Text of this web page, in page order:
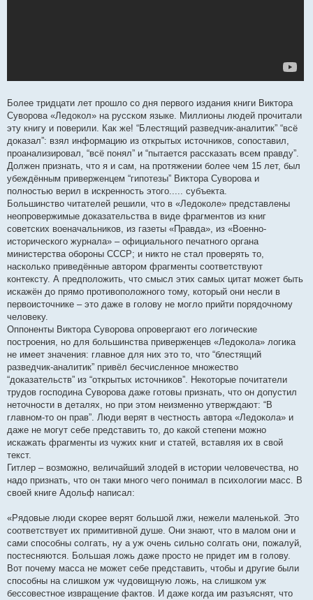
Более тридцати лет прошло со дня первого издания книги Виктора
Суворова «Ледокол» на русском языке. Миллионы людей прочитали
эту книгу и поверили. Как же! “Блестящий разведчик-аналитик” “всё
доказал”: взял информацию из открытых источников, сопоставил,
проанализировал, “всё понял” и “пытается рассказать всем правду”.
Должен признать, что я и сам, на протяжении более чем 15 лет, был
убеждённым приверженцем “гипотезы” Виктора Суворова и
полностью верил в искренность этого..... субъекта.
Большинство читателей решили, что в «Ледоколе» представлены
неопровержимые доказательства в виде фрагментов из книг
советских военачальников, из газеты «Правда», из «Военно-
исторического журнала» – официального печатного органа
министерства обороны СССР; и никто не стал проверять то,
насколько приведённые автором фрагменты соответствуют
контексту. А предположить, что смысл этих самых цитат может быть
искажён до прямо противоположного тому, который они несли в
первоисточнике – это даже в голову не могло прийти порядочному
человеку.
Оппоненты Виктора Суворова опровергают его логические
построения, но для большинства приверженцев «Ледокола» логика
не имеет значения: главное для них это то, что “блестящий
разведчик-аналитик” привёл бесчисленное множество
“доказательств” из “открытых источников”. Некоторые почитатели
трудов господина Суворова даже готовы признать, что он допустил
неточности в деталях, но при этом неизменно утверждают: “В
главном-то он прав”. Люди верят в честность автора «Ледокола» и
даже не могут себе представить то, до какой степени можно
искажать фрагменты из чужих книг и статей, вставляя их в свой
текст.
Гитлер – возможно, величайший злодей в истории человечества, но
надо признать, что он таки много чего понимал в психологии масс. В
своей книге Адольф написал:
«Рядовые люди скорее верят большой лжи, нежели маленькой. Это
соответствует их примитивной душе. Они знают, что в малом они и
сами способны солгать, ну а уж очень сильно солгать они, пожалуй,
постесняются. Большая ложь даже просто не придет им в голову.
Вот почему масса не может себе представить, чтобы и другие были
способны на слишком уж чудовищную ложь, на слишком уж
бессовестное извращение фактов. И даже когда им разъяснят, что